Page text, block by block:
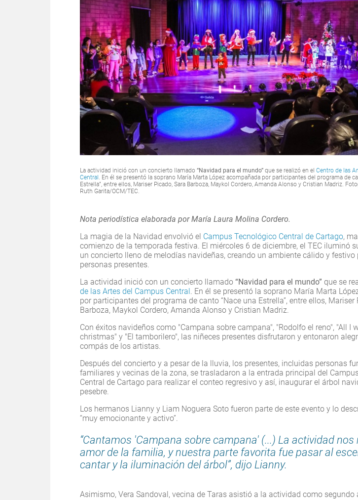
La actividad inició con un concierto llamado “Navidad para el mundo” que se realizó en el Centro de las
Central . En él se presentó la soprano María Marta López acompañada por participantes del programa de
Estrella”, entre ellos, Mariser Picado, Sara Barboza, Maykol Cordero, Amanda Alonso y Cristian Madriz.
Ruth Garita/OCM/TEC.
Nota periodística elaborada por María Laura Molina Cordero.
La magia de la Navidad envolvió el Campus Tecnológico Central de Cartago,
comienzo de la temporada festiva. El miércoles 6 de diciembre, el TEC iluminó
un concierto lleno de melodías navideñas, creando un ambiente cálido y
personas presentes.
La actividad inició con un concierto llamado “Navidad para el mundo” que se
de las Artes del Campus Central . En él se presentó la soprano María Marta
por participantes del programa de canto “Nace una Estrella”, entre ellos, Mariser
Barboza, Maykol Cordero, Amanda Alonso y Cristian Madriz.
Con éxitos navideños como "Campana sobre campana", "Rodolfo el reno", "All I
christmas" y "El tamborilero", las niñeces presentes disfrutaron y entonaron
compás de los artistas.
Después del concierto y a pesar de la lluvia, los presentes, incluidas personas
familiares y vecinas de la zona, se trasladaron a la entrada principal del
Central de Cartago para realizar el conteo regresivo y así, inaugurar el árbol
pesebre.
Los hermanos Lianny y Liam Noguera Soto fueron parte de este evento y lo
“muy emocionante y activo”.
“Cantamos 'Campana sobre campana' (...) La actividad nos
amor de la familia, y nuestra parte favorita fue pasar al
cantar y la iluminación del árbol”, dijo Lianny.
Asimismo, Vera Sandoval, vecina de Taras asistió a la actividad como segundo